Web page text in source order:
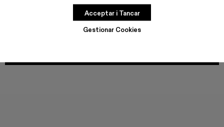
Gestionar Cookies
Acceptar i Tancar